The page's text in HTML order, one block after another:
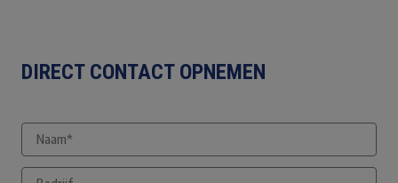
DIRECT CONTACT OPNEMEN